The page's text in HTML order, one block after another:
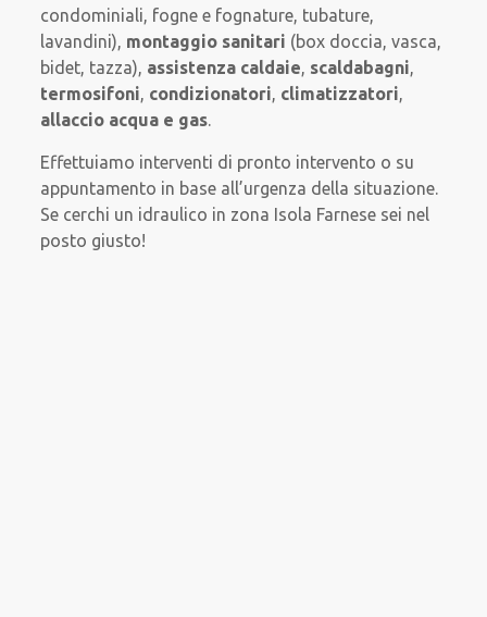
condominiali, fogne e fognature, tubature,
lavandini), montaggio sanitari (box doccia, vasca,
bidet, tazza), assistenza caldaie, scaldabagni,
termosifoni, condizionatori, climatizzatori,
allaccio acqua e gas.
Effettuiamo interventi di pronto intervento o su
appuntamento in base all’urgenza della situazione.
Se cerchi un idraulico in zona Isola Farnese sei nel
posto giusto!